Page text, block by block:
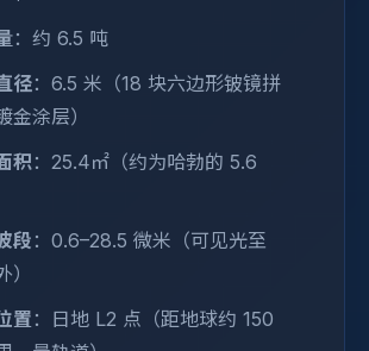
：约 6.5 吨
径：6.5 米（18 块六边形铍镜拼
金涂层）
积：25.4㎡（约为哈勃的 5.6
段 ：0.6–28.5 微米（可见光至
）
置 ：日地 L2 点（距地球约 150